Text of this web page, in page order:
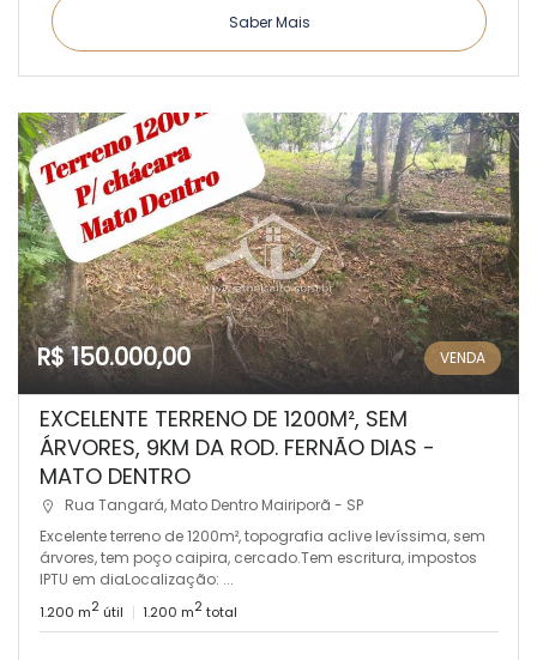
Saber Mais
R$ 150.000,00 VENDA
EXCELENTE TERRENO DE 1200M², SEM
ÁRVORES, 9KM DA ROD. FERNÃO DIAS -
MATO DENTRO
Rua Tangará, Mato Dentro Mairiporã - SP
Excelente terreno de 1200m², topografia aclive levíssima, sem
árvores, tem poço caipira, cercado.Tem escritura, impostos
IPTU em diaLocalização: ...
1.200 m2 útil 1.200 m2total